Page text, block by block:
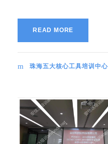
READ MORE
珠海五大核心工具培训中心